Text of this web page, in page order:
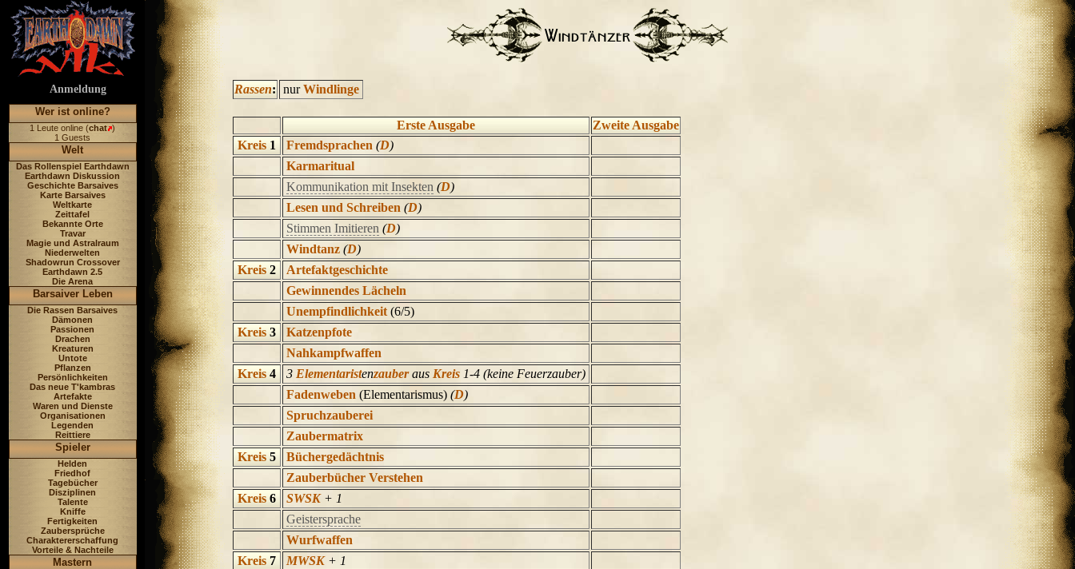
Anmeldung
Wer ist online?
1 Leute online (chat )
1 Guests
Welt
Das Rollenspiel Earthdawn
Earthdawn Diskussion
Geschichte Barsaives
Karte Barsaives
Weltkarte
Zeittafel
Bekannte Orte
Travar
Magie und Astralraum
Niederwelten
Shadowrun Crossover
Earthdawn 2.5
Die Arena
Barsaiver Leben
Die Rassen Barsaives
Dämonen
Passionen
Drachen
Kreaturen
Untote
Pflanzen
Persönlichkeiten
Das neue T'kambras
Artefakte
Waren und Dienste
Organisationen
Legenden
Reittiere
Spieler
Helden
Friedhof
Tagebücher
Disziplinen
Talente
Kniffe
Fertigkeiten
Zaubersprüche
Charaktererschaffung
Vorteile & Nachteile
Mastern
Rassen: nurWindlinge
Erste Ausgabe
Zweite Ausgabe
Kreis 1 Fremdsprachen (D)
Karmaritual
Kommunikation mit Insekten (D)
Lesen und Schreiben (D)
Stimmen Imitieren (D)
Windtanz (D)
Kreis 2
Artefaktgeschichte
Gewinnendes Lächeln
Unempfindlichkeit (6/5)
Kreis 3
Katzenpfote
Nahkampfwaffen
Kreis 4 3 Elementaristenzauberaus Kreis 1-4 (keine Feuerzauber)
Fadenweben (Elementarismus) (D)
Spruchzauberei
Zaubermatrix
Kreis 5
Büchergedächtnis
Zauberbücher Verstehen
Kreis 6 SWSK+ 1
Geistersprache
Wurfwaffen
Kreis 7 MWSK+ 1